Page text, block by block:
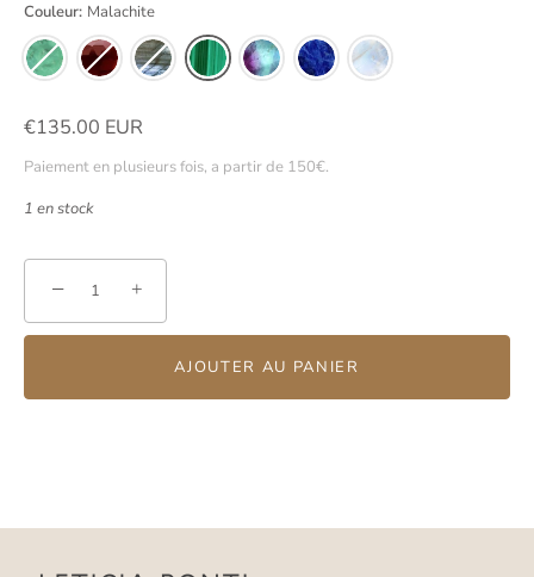
Couleur: Malachite
€135.00 EUR
Paiement en plusieurs fois, a partir de 150€.
1 en stock
− +
AJOUTER AU PANIER